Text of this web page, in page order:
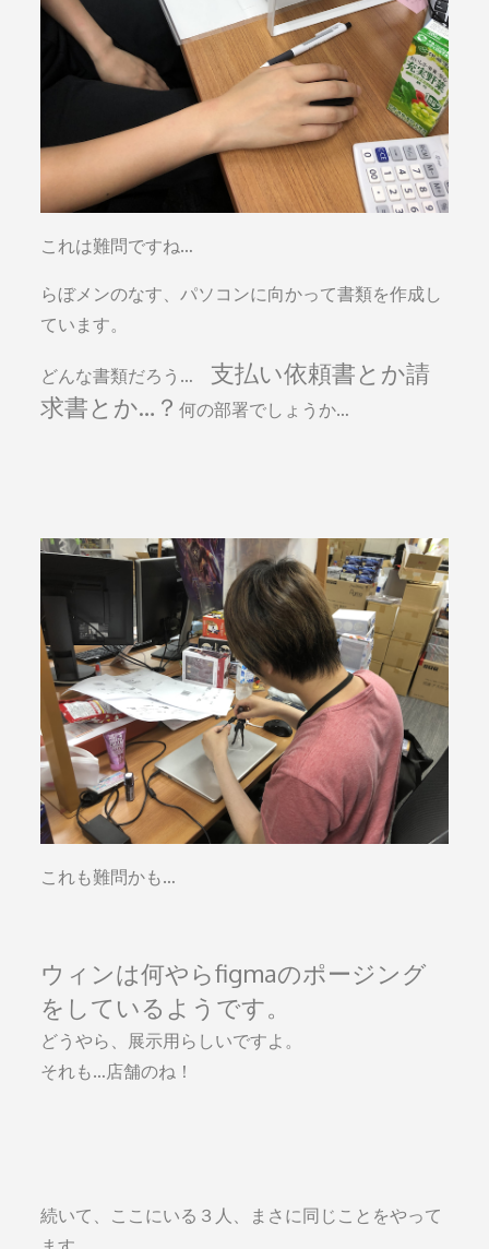
これは難問ですね…
らぼメンのなす、パソコンに向かって書類を作成し
ています。
どんな書類だろう… 支払い依頼書とか請
求書とか…？何の部署でしょうか…
これも難問かも…
ウィンは何やらfigmaのポージング
をしているようです。
どうやら、展示用らしいですよ。
それも…店舗のね！
続いて、ここにいる３人、まさに同じことをやって